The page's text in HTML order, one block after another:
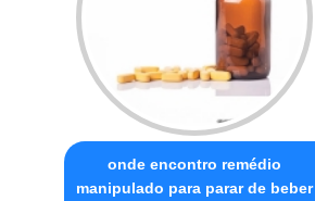
onde encontro remédio
manipulado para parar de beber